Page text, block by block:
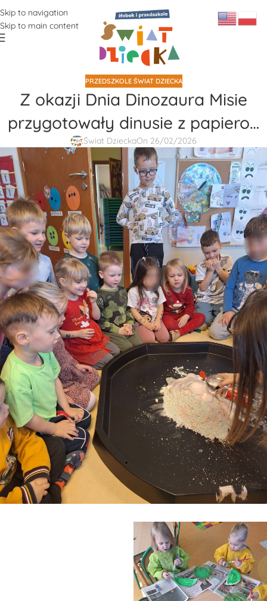
Skip to navigation
Skip to main content
PRZEDSZKOLE ŚWIAT DZIECKA
Z okazji Dnia Dinozaura Misie
przygotowały dinusie z papiero…
Świat DzieckaOn 26/02/2026